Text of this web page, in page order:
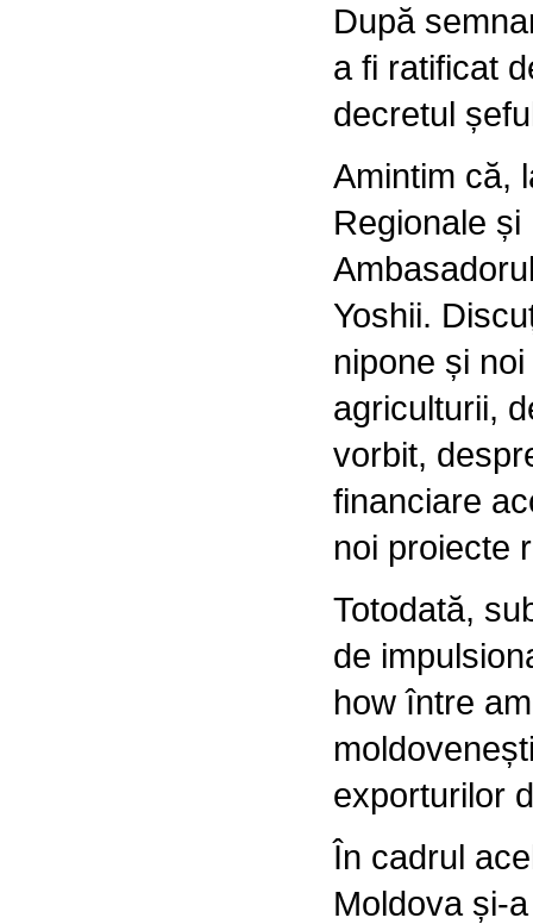
După
a fi ratificat
decretul
Amintim că,
Regionale
Yoshii.
nipone și
agriculturii,
vorbit,
financiare
noi proiecte
Totodată,
de
how între
exporturilor
În cadrul
Moldova și-